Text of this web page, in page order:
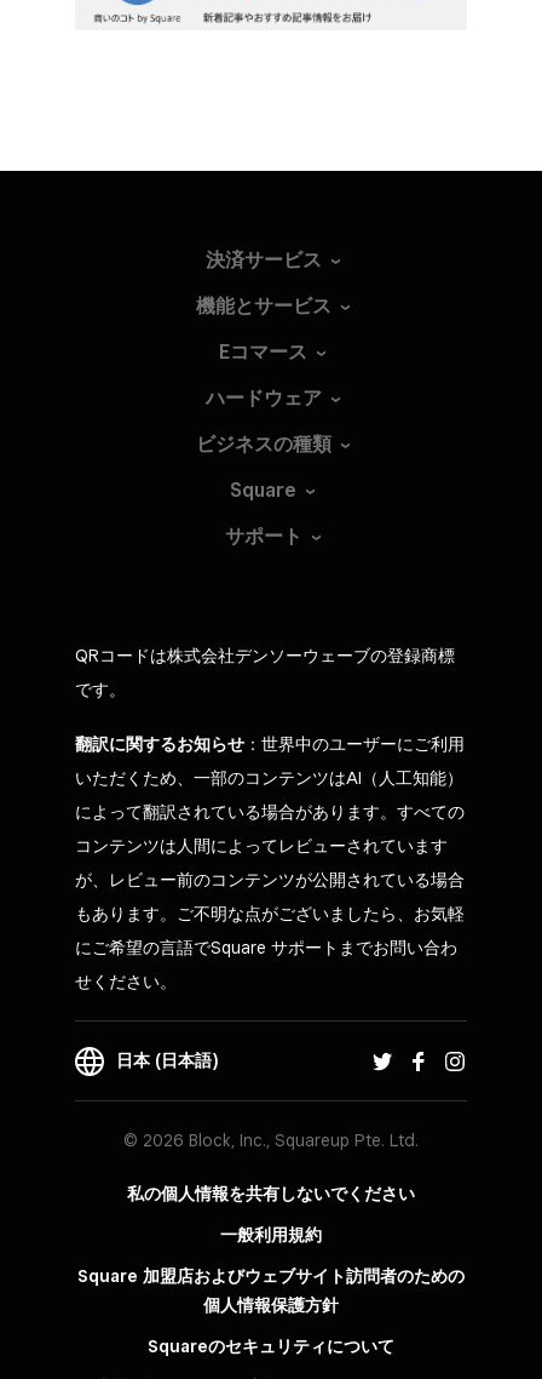
決済サービス
機能とサービス
Eコマース
ハードウェア
ビジネスの種類
Square
サポート
QRコードは株式会社デンソーウェーブの登録商標
です。
翻訳に関するお知らせ ：世界中のユーザーにご利用
いただくため、一部のコンテンツはAI（人工知能）
によって翻訳されている場合があります。すべての
コンテンツは人間によってレビューされています
が、レビュー前のコンテンツが公開されている場合
もあります。ご不明な点がございましたら、お気軽
にご希望の言語でSquare サポートまでお問い合わ
せください。
日本 (日本語)
© 2026 Block, Inc., Squareup Pte. Ltd.
私の個人情報を共有しないでください
一般利用規約
Square 加盟店およびウェブサイト訪問者の​ための​
個人情報保護方針​
Squareのセキュリティについて